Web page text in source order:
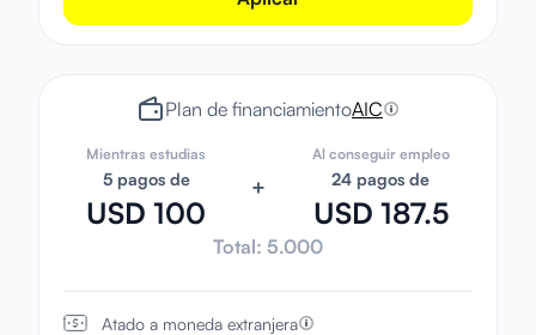
Plan de financiamientoAIC
Mientras estudias
5 pagos de
USD 100
+
Al conseguir empleo
24 pagos de
USD 187.5
Total: 5.000
Atado a moneda extranjera